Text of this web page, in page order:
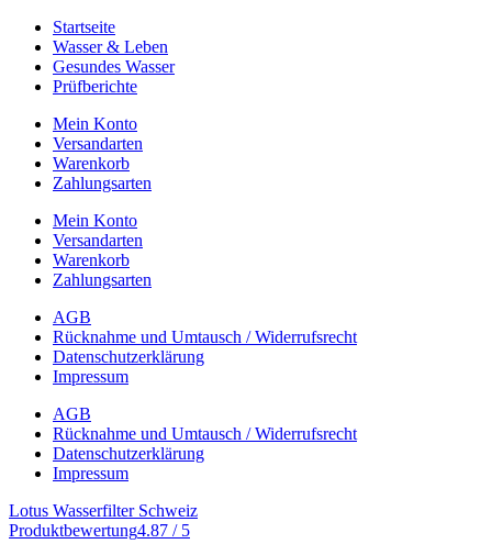
Startseite
Wasser & Leben
Gesundes Wasser
Prüfberichte
Mein Konto
Versandarten
Warenkorb
Zahlungsarten
Mein Konto
Versandarten
Warenkorb
Zahlungsarten
AGB
Rücknahme und Umtausch / Widerrufsrecht
Datenschutzerklärung
Impressum
AGB
Rücknahme und Umtausch / Widerrufsrecht
Datenschutzerklärung
Impressum
Lotus Wasserfilter Schweiz
Produktbewertung4.87 / 5